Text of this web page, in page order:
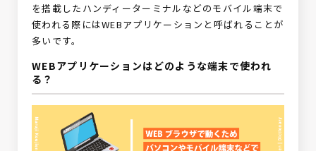
を搭載したハンディーターミナルなどのモバイル端末で
使われる際にはWEBアプリケーションと呼ばれることが
多いです。
WEBアプリケーションはどのような端末で使われ
る？